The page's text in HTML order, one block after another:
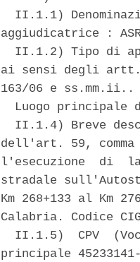
II.1.1)
aggiudicatrice :
II.1.2) Tipo di
ai sensi degli
163/06 e ss.mm.ii..
Luogo principale
II.1.4) Breve
dell'art. 59,
l'esecuzione  di
stradale
Km 268+133 al Km
Calabria. Codice
II.1.5)  CPV
principale